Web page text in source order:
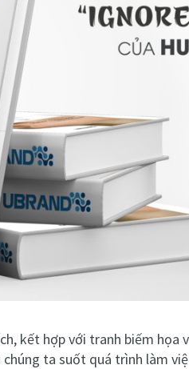
kết hợp với tranh biếm họa
ta suốt quá trình làm